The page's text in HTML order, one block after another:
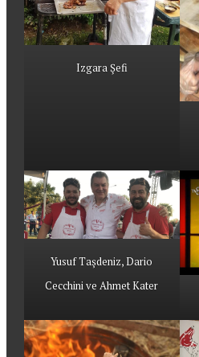
Izgara Şefi
Yusuf Taşdeniz, Dario
Cecchini ve Ahmet Kater